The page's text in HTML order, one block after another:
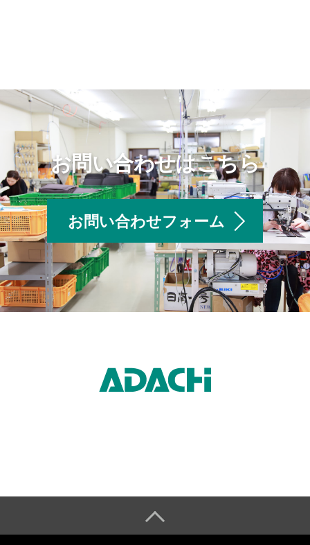
お問い合わせはこちら
お問い合わせフォーム